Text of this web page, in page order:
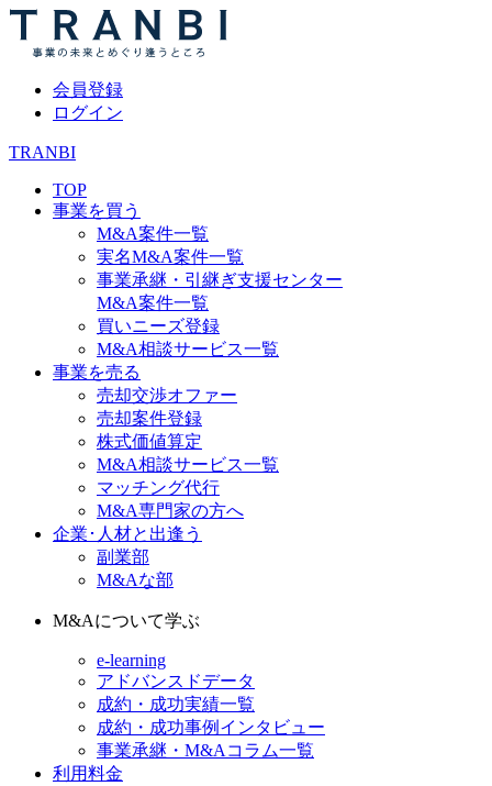
会員登録
ログイン
TRANBI
TOP
事業を買う
M&A案件一覧
実名M&A案件一覧
事業承継・引継ぎ支援センター
M&A案件一覧
買いニーズ登録
M&A相談サービス一覧
事業を売る
売却交渉オファー
売却案件登録
株式価値算定
M&A相談サービス一覧
マッチング代行
M&A専門家の方へ
企業･人材と出逢う
副業部
M&Aな部
M&Aについて学ぶ
e-learning
アドバンスドデータ
成約・成功実績一覧
成約・成功事例インタビュー
事業承継・M&Aコラム一覧
利用料金